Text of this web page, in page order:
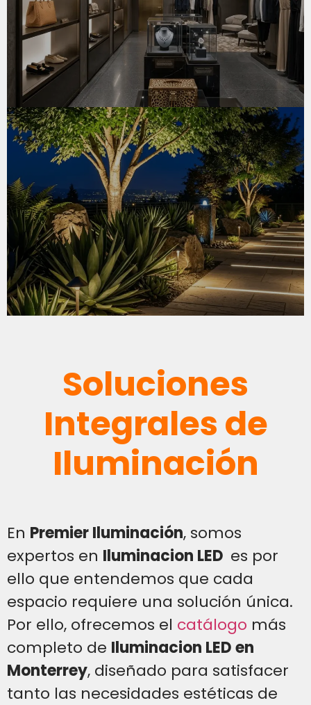
Soluciones
Integrales de
Iluminación
En Premier Iluminación, somos
expertos en Iluminacion LED es por
ello que entendemos que cada
espacio requiere una solución única.
Por ello, ofrecemos el catálogo más
completo de Iluminacion LED en
Monterrey, diseñado para satisfacer
tanto las necesidades estéticas de